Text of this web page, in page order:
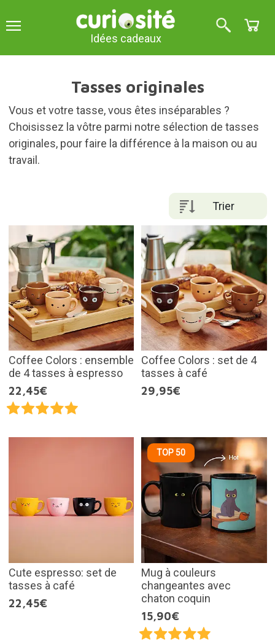
Idées cadeaux
Tasses originales
Vous et votre tasse, vous êtes inséparables ?
Choisissez la vôtre parmi notre sélection de tasses
originales, pour faire la différence à la maison ou au
travail.
Trier
Coffee Colors : ensemble
de 4 tasses à espresso
22,45€
Coffee Colors : set de 4
tasses à café
29,95€
Cute espresso: set de
tasses à café
22,45€
TOP 50
Mug à couleurs
changeantes avec
chaton coquin
15,90€